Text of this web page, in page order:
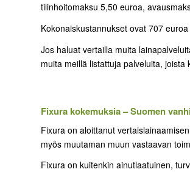
tilinhoitomaksu 5,50 euroa,
Kokonaiskustannukset ovat 707
Jos haluat vertailla muita
muita meillä listattuja palveluita,
Fixura kokemuksia – Suomen
Fixura on aloittanut
myös muutaman muun vastaavan
Fixura on kuitenkin ainutlaatuinen,